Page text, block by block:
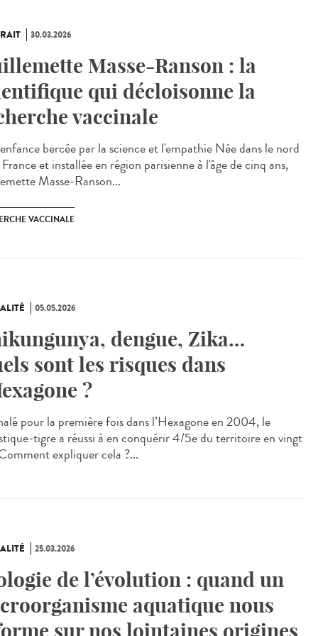
30.03.2026
Masse-Ranson : la
qui décloisonne la
vaccinale
bercée par la science et l'empathie Née dans le nord
et installée en région parisienne à l'âge de cinq ans,
Masse-Ranson...
VACCINALE
05.05.2026
dengue, Zika…
sont les risques dans
?
pour la première fois dans l’Hexagone en 2004, le
tigre a réussi à en conquérir 4/5e du territoire en vingt
expliquer cela ?...
25.03.2026
de l’évolution : quand un
aquatique nous
sur nos lointaines origines